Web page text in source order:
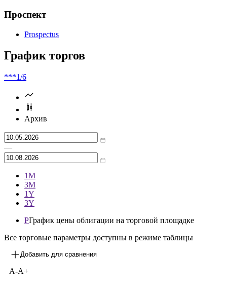
Проспект
График торгов
1/6
Архив
3М
3Y
PГрафик цены облигации на торговой площадке
Все торговые параметры доступны в режиме таблицы